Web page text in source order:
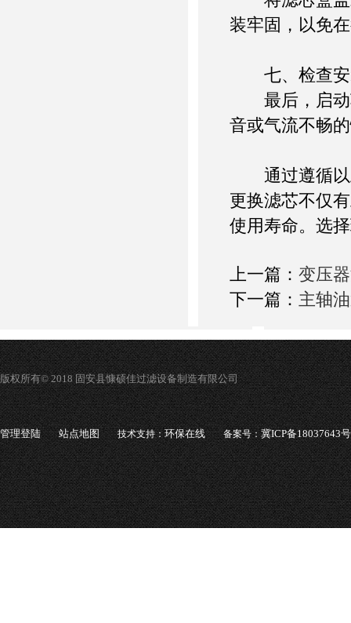
装牢固，以免
七、检查安
最后，启动
音或气流不畅
通过遵循以
更换滤芯不仅
使用寿命。选
上一篇： 变压
下一篇： 主轴
版权所有© 2018 固安县慷硕佳过滤设备制造有限公司
管理登陆 站点地图 技术支持：环保在线 备案号：冀ICP备18037643